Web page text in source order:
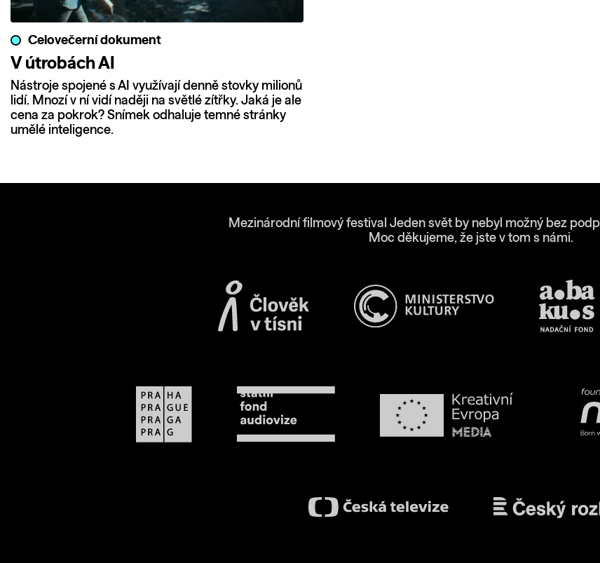
Celovečerní dokument
V útrobách AI
Nástroje spojené s AI využívají denně stovky milionů
lidí. Mnozí v ní vidí naději na světlé zítřky. Jaká je ale
cena za pokrok? Snímek odhaluje temné stránky
umělé inteligence.
Mezinárodní filmový festival Jeden svět by nebyl možný bez
Moc děkujeme, že jste v tom s námi.